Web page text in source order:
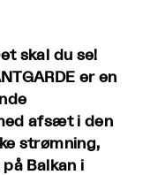
skal du se!
er en
afsæt i den
strømning,
Balkan i